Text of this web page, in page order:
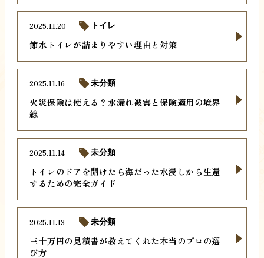
節水トイレが詰まりやすい理由と対策
2025.11.20 トイレ
火災保険は使える？水漏れ被害と保険適用の境界
線
2025.11.16 未分類
トイレのドアを開けたら海だった水浸しから生還
するための完全ガイド
2025.11.14 未分類
三十万円の見積書が教えてくれた本当のプロの選
び方
2025.11.13 未分類